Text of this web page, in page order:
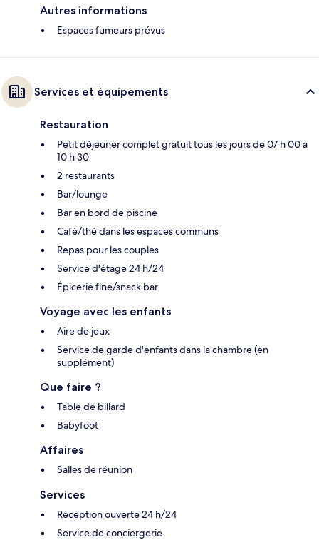
Autres informations
Espaces fumeurs prévus
Services et équipements
Restauration
Petit déjeuner complet gratuit tous les jours de 07 h 00 à
10 h 30
2 restaurants
Bar/lounge
Bar en bord de piscine
Café/thé dans les espaces communs
Repas pour les couples
Service d'étage 24 h/24
Épicerie fine/snack bar
Voyage avec les enfants
Aire de jeux
Service de garde d'enfants dans la chambre (en
supplément)
Que faire ?
Table de billard
Babyfoot
Affaires
Salles de réunion
Services
Réception ouverte 24 h/24
Service de conciergerie